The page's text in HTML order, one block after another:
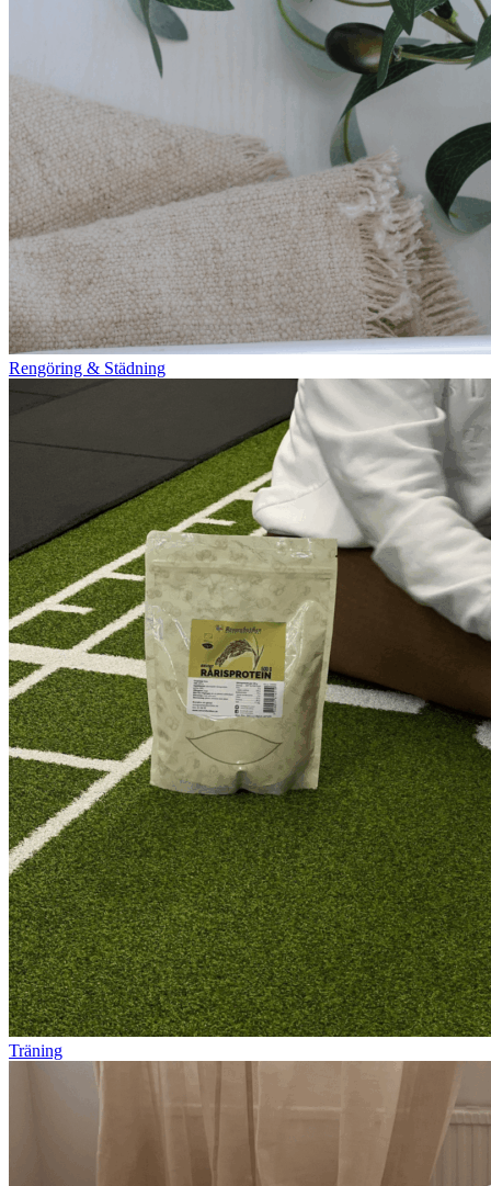
Rengöring & Städning
Träning